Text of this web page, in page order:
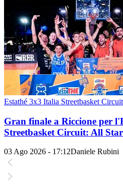
Estathé 3x3 Italia Streetbasket Circuit
Gran finale a Riccione per
Streetbasket Circuit: All
03 Ago 2026 - 17:12Daniele Rubini